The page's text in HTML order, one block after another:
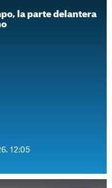
la parte delantera
12:05